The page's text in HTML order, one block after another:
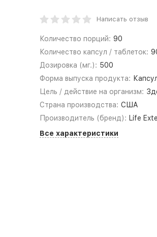
Написать отзыв
Количество порций: 90
Количество капсул / таблеток:
Дозировка (мг.): 500
Форма выпуска продукта:
Цель / действие на организм:
Страна производства: США
Производитель (бренд): Life
Все характеристики